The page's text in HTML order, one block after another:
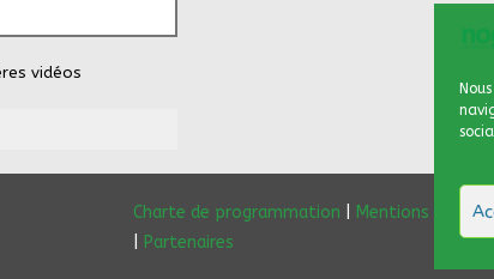
vidéos
Charte de programmation Mentions légales
Partenaires